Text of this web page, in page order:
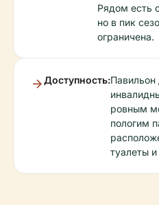
Рядом есть
но в пик
ограничена.
Доступность:Павильон
ровным
пологим
туалеты